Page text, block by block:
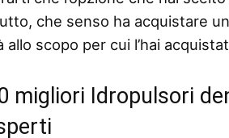
che senso ha acquistare
allo scopo per cui l’hai
migliori Idropulsori